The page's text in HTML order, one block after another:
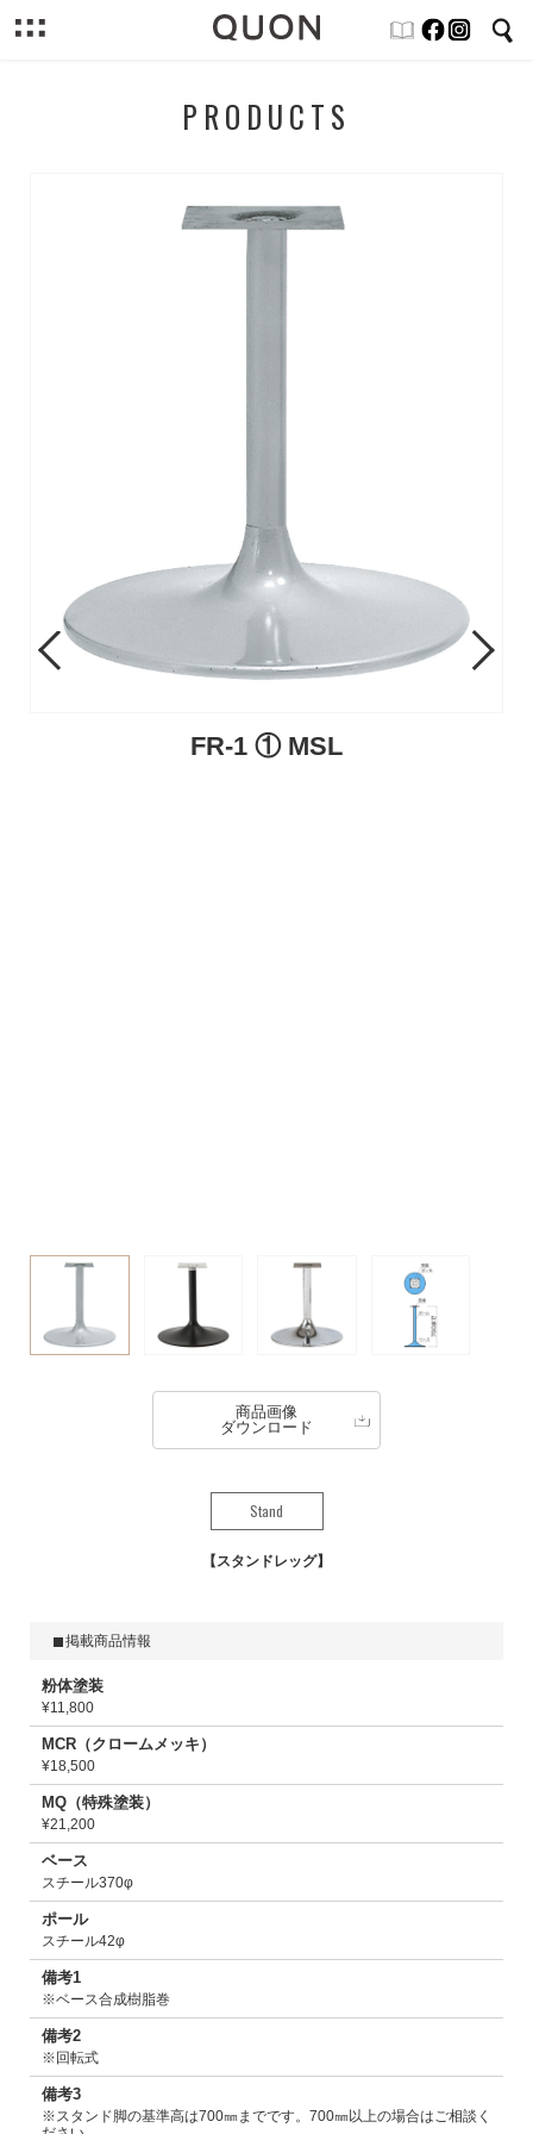
PRODUCTS
Previous
FR-1 ① MSL
Next
商品画像
ダウンロード
Stand
スタンドレッグ
掲載商品情報
粉体塗装
¥11,800
MCR（クロームメッキ）
¥18,500
MQ（特殊塗装）
¥21,200
ベース
スチール370φ
ポール
スチール42φ
備考1
※ベース合成樹脂巻
備考2
※回転式
備考3
※スタンド脚の基準高は700㎜までです。700㎜以上の場合はご相談く